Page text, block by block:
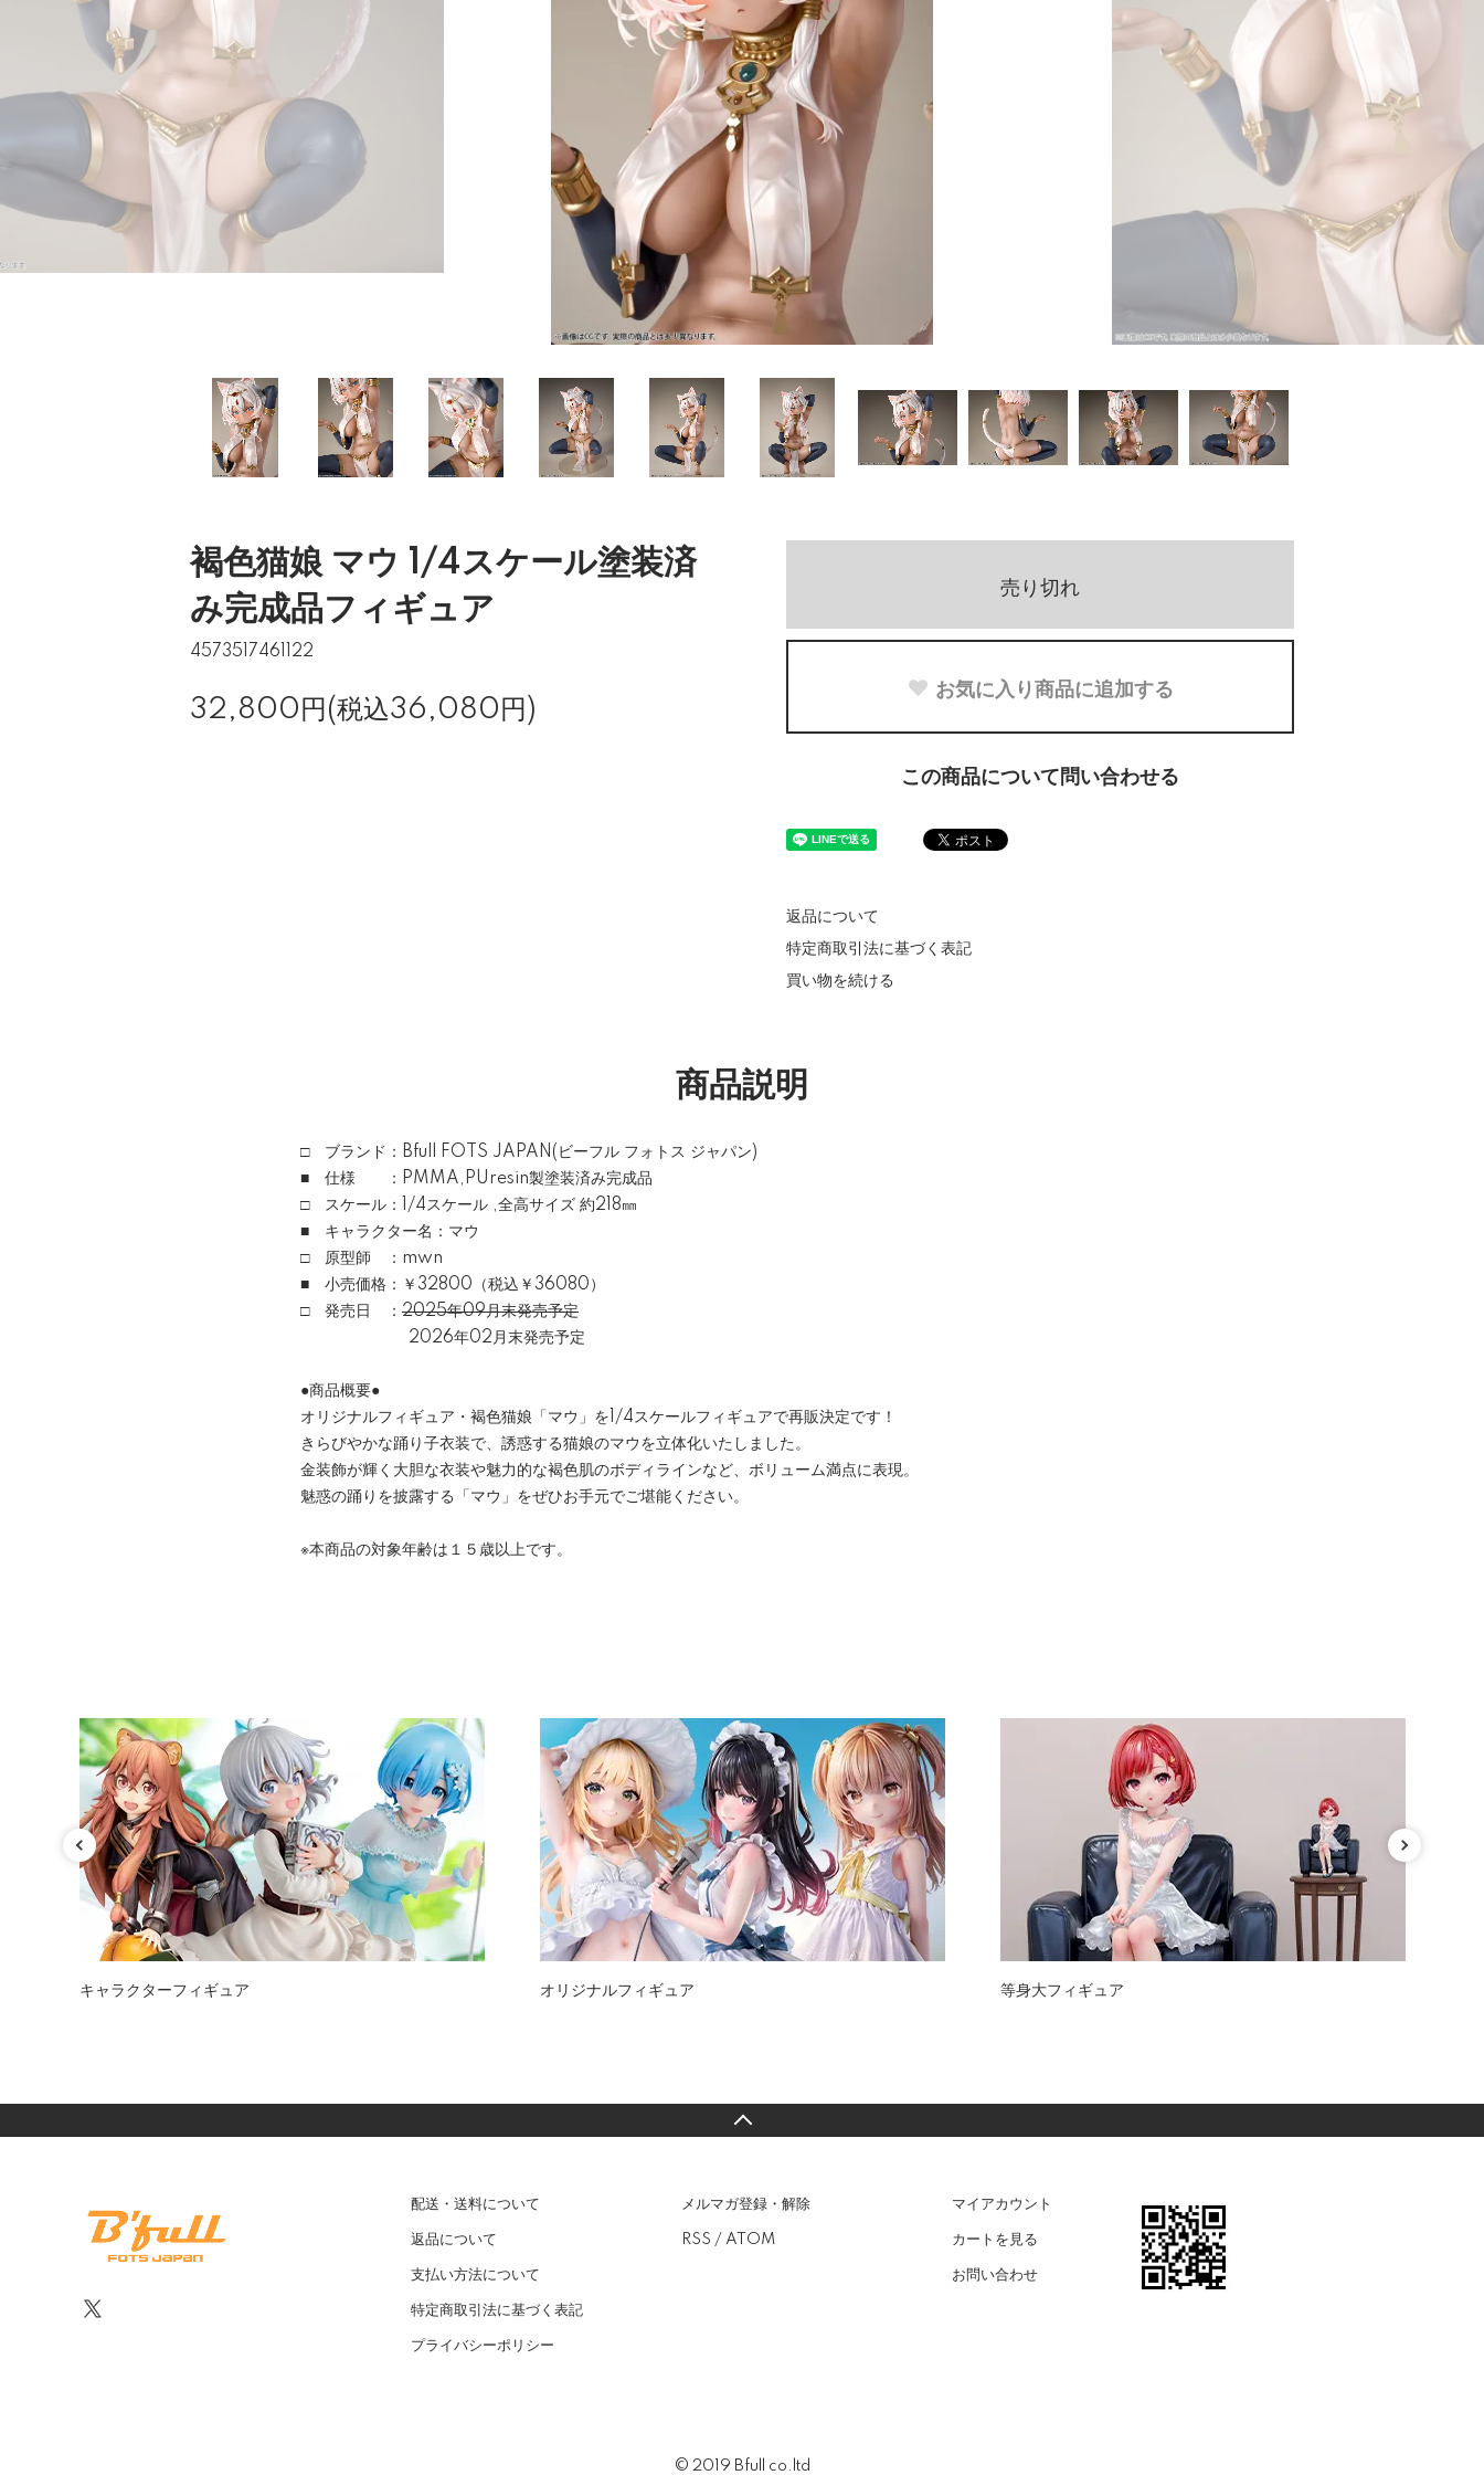
褐色猫娘 マウ 1/4スケール塗装済
み完成品フィギュア
4573517461122
32,800円(税込36,080円)
売り切れ
お気に入り商品に追加する
この商品について問い合わせる
返品について
特定商取引法に基づく表記
買い物を続ける
商品説明
□ ブランド：Bfull FOTS JAPAN(ビーフル フォトス ジャパン)
■ 仕様 ：PMMA,PUresin製塗装済み完成品
□ スケール：1/4スケール ,全高サイズ 約218㎜
■ キャラクター名：マウ
□ 原型師 ：mwn
■ 小売価格：￥32800（税込￥36080）
□ 発売日 ： 2025年09月末発売予定
2026年02月末発売予定
●商品概要●
オリジナルフィギュア・褐色猫娘「マウ」を1/4スケールフィギュアで再販決定です！
きらびやかな踊り子衣装で、誘惑する猫娘のマウを立体化いたしました。
金装飾が輝く大胆な衣装や魅力的な褐色肌のボディラインなど、ボリューム満点に表現。
魅惑の踊りを披露する「マウ」をぜひお手元でご堪能ください。
※本商品の対象年齢は１５歳以上です。
カテゴリ
キャラクターフィギュア オリジナルフィギュア 等身大フィギュア
配送・送料について
返品について
支払い方法について
特定商取引法に基づく表記
プライバシーポリシー
メルマガ登録・解除
RSS / ATOM
マイアカウント
カートを見る
お問い合わせ
© 2019 Bfull co.ltd